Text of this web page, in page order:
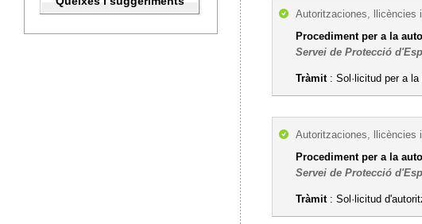
Autoritzaciones, llicències
Procediment per a la
Servei de Protecció
Tràmit: Sol·licitud per a la
Autoritzaciones, llicències
Procediment per a la
Servei de Protecció
Tràmit: Sol·licitud